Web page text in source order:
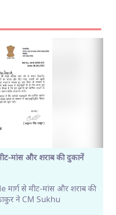
मांस और शराब की दुकानें
से मीट-मांस और शराब की
ने CM Sukhu